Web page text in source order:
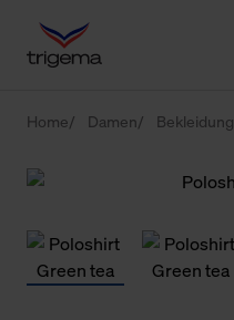
Home Damen Bekleidung